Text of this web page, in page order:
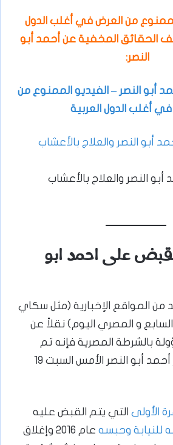
من العرض في أغلب الدول
الحقائق المخفية عن أحمد أبو
النصر:
أبو النصر – الفيديو الممنوع من
أغلب الدول العربية
النصر والعلاج بالأعشاب
على احمد ابو
من المواقع الإخبارية (مثل سكاي
السابع و المصري اليوم) نقلاً عن
بالشرطة المصرية فإنه تم
القبض على الدكتور أحمد أبو النصر الأمس السبت 19
الأولى التي يتم القبض عليه
للنيابة وحبسه
عام 2016 وإغلاق